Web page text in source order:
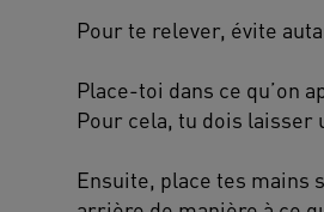
Pour te relever, évite
Place-toi dans ce qu’on
Pour cela, tu dois laisser
Ensuite, place tes mains